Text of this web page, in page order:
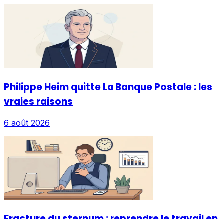
Philippe Heim quitte La Banque Postale : les
vraies raisons
6 août 2026